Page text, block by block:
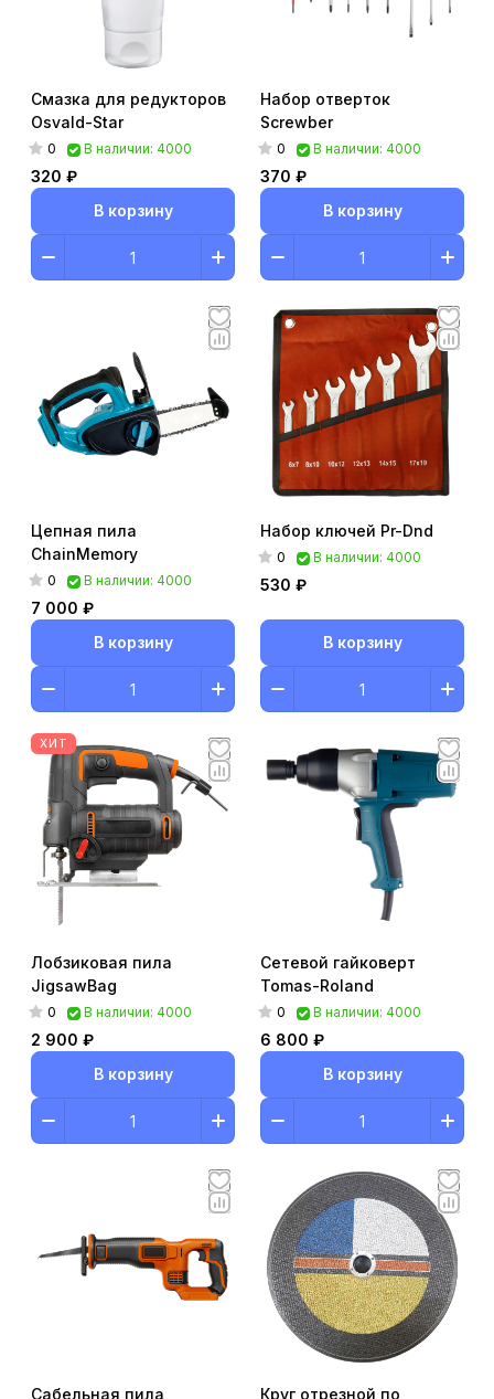
Смазка для редукторов
Osvald-Star
0 В наличии: 4000
320 ₽
В корзину
Набор отверток
Screwber
0 В наличии: 4000
370 ₽
В корзину
Цепная пила
ChainMemory
0 В наличии: 4000
7 000 ₽
В корзину
Набор ключей Pr-Dnd
0 В наличии: 4000
530 ₽
В корзину
ХИТ
Лобзиковая пила
JigsawBag
0 В наличии: 4000
2 900 ₽
В корзину
Сетевой гайковерт
Tomas-Roland
0 В наличии: 4000
6 800 ₽
В корзину
Сабельная пила
Круг отрезной по